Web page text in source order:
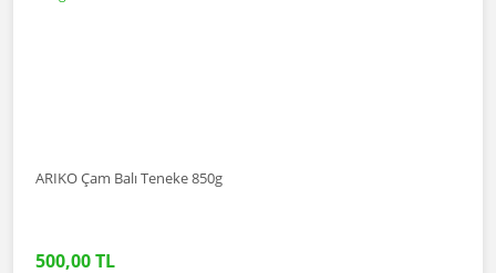
ARIKO Çam Balı Teneke 850g
500,00 TL